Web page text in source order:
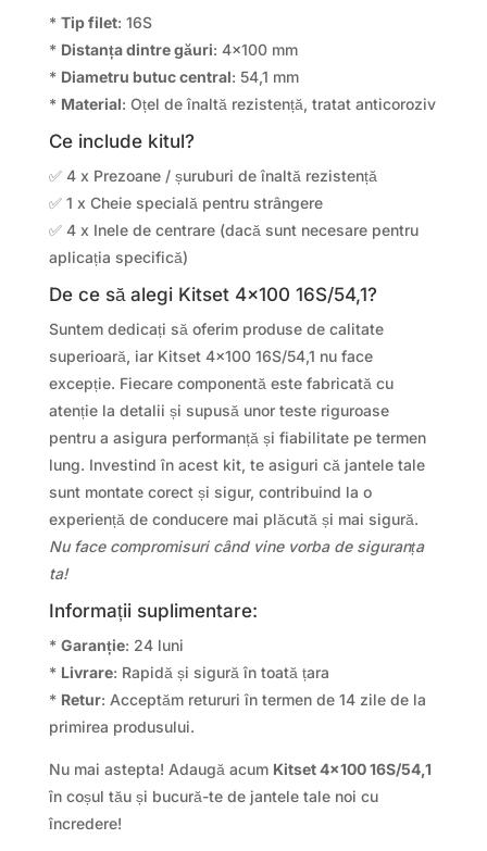
* Tip filet: 16S
* Distanța dintre găuri: 4×100 mm
* Diametru butuc central: 54,1 mm
* Material: Oțel de înaltă rezistență, tratat anticoroziv
Ce include kitul?
✅ 4 x Prezoane / șuruburi de înaltă rezistență
✅ 1 x Cheie specială pentru strângere
✅ 4 x Inele de centrare (dacă sunt necesare pentru
aplicația specifică)
De ce să alegi Kitset 4×100 16S/54,1?
Suntem dedicați să oferim produse de calitate
superioară, iar Kitset 4×100 16S/54,1 nu face
excepție. Fiecare componentă este fabricată cu
atenție la detalii și supusă unor teste riguroase
pentru a asigura performanță și fiabilitate pe termen
lung. Investind în acest kit, te asiguri că jantele tale
sunt montate corect și sigur, contribuind la o
experiență de conducere mai plăcută și mai sigură.
Nu face compromisuri când vine vorba de siguranța
ta!
Informații suplimentare:
* Garanție: 24 luni
* Livrare: Rapidă și sigură în toată țara
* Retur: Acceptăm retururi în termen de 14 zile de la
primirea produsului.
Nu mai astepta! Adaugă acum Kitset 4×100 16S/54,1
în coșul tău și bucură-te de jantele tale noi cu
încredere!